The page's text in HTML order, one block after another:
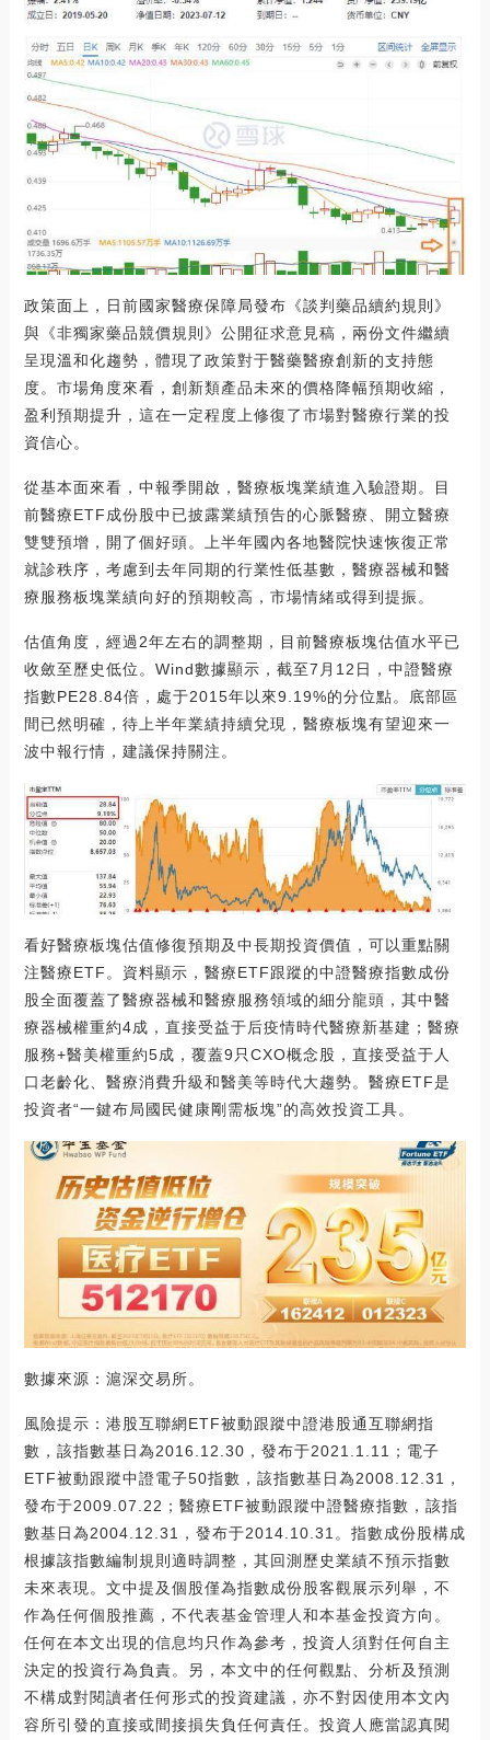
政策面上，日前國家醫療保障局發布《談判藥品續約規則》
與《非獨家藥品競價規則》公開征求意見稿，兩份文件繼續
呈現溫和化趨勢，體現了政策對于醫藥醫療創新的支持態
度。市場角度來看，創新類產品未來的價格降幅預期收縮，
盈利預期提升，這在一定程度上修復了市場對醫療行業的投
資信心。
從基本面來看，中報季開啟，醫療板塊業績進入驗證期。目
前醫療ETF成份股中已披露業績預告的心脈醫療、開立醫療
雙雙預增，開了個好頭。上半年國內各地醫院快速恢復正常
就診秩序，考慮到去年同期的行業性低基數，醫療器械和醫
療服務板塊業績向好的預期較高，市場情緒或得到提振。
估值角度，經過2年左右的調整期，目前醫療板塊估值水平已
收斂至歷史低位。Wind數據顯示，截至7月12日，中證醫療
指數PE28.84倍，處于2015年以來9.19%的分位點。底部區
間已然明確，待上半年業績持續兌現，醫療板塊有望迎來一
波中報行情，建議保持關注。
看好醫療板塊估值修復預期及中長期投資價值，可以重點關
注醫療ETF。資料顯示，醫療ETF跟蹤的中證醫療指數成份
股全面覆蓋了醫療器械和醫療服務領域的細分龍頭，其中醫
療器械權重約4成，直接受益于后疫情時代醫療新基建；醫療
服務+醫美權重約5成，覆蓋9只CXO概念股，直接受益于人
口老齡化、醫療消費升級和醫美等時代大趨勢。醫療ETF是
投資者“一鍵布局國民健康剛需板塊”的高效投資工具。
數據來源：滬深交易所。
風險提示：港股互聯網ETF被動跟蹤中證港股通互聯網指
數，該指數基日為2016.12.30，發布于2021.1.11；電子
ETF被動跟蹤中證電子50指數，該指數基日為2008.12.31，
發布于2009.07.22；醫療ETF被動跟蹤中證醫療指數，該指
數基日為2004.12.31，發布于2014.10.31。指數成份股構成
根據該指數編制規則適時調整，其回測歷史業績不預示指數
未來表現。文中提及個股僅為指數成份股客觀展示列舉，不
作為任何個股推薦，不代表基金管理人和本基金投資方向。
任何在本文出現的信息均只作為參考，投資人須對任何自主
決定的投資行為負責。另，本文中的任何觀點、分析及預測
不構成對閱讀者任何形式的投資建議，亦不對因使用本文內
容所引發的直接或間接損失負任何責任。投資人應當認真閱